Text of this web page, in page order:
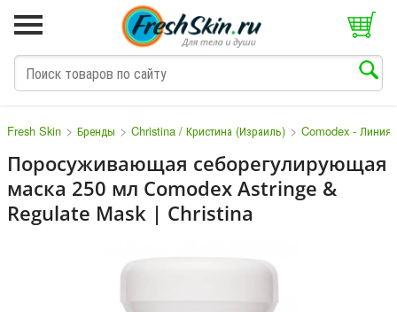
Fresh Skin > Бренды > Christina / Кристина (Израиль) > Comodex - Линия
Поросуживающая себорегулирующая
маска 250 мл Comodex Astringe &
Regulate Mask | Christina
M N O P Q S T V